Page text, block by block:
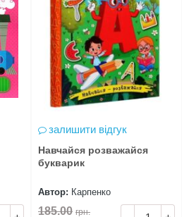
залишити відгук
Навчайся розважайся
букварик
Автор: Карпенко
185.00 грн.